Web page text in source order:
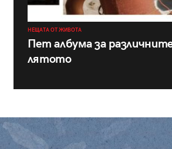
НЕЩАТА ОТ ЖИВОТА
Пет албума за
лятото